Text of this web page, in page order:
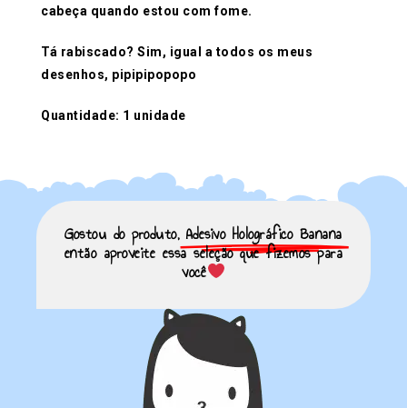
cabeça quando estou com fome.
Tá rabiscado? Sim, igual a todos os meus
desenhos, pipipipopopo
Quantidade: 1 unidade
Gostou do produto, Adesivo Holográfico Banana
então aproveite essa seleção que fizemos para
você